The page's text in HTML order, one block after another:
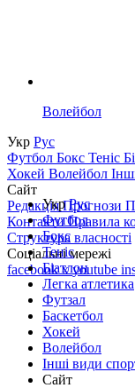
Волейбол
Укр Рус
Футбол Бокс Теніс
Хокей Волейбол
Сайт
РедакціяПрогнози
КонтактиПравила
Структура власності
Соціальні мережі
facebookxyoutube
УкрРус
Футбол
Бокс
Теніс
Біатлон
Легка атлетика
Футзал
Баскетбол
Хокей
Волейбол
Інші види
Сайт